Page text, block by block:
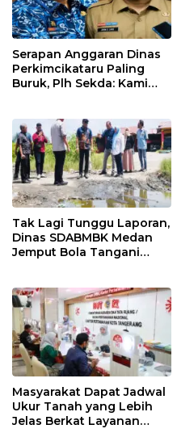
Serapan Anggaran Dinas
Perkimcikataru Paling
Buruk, Plh Sekda: Kami
Tak Lagi Tunggu Laporan,
Dinas SDABMBK Medan
Jemput Bola Tangani
Masyarakat Dapat Jadwal
Ukur Tanah yang Lebih
Jelas Berkat Layanan